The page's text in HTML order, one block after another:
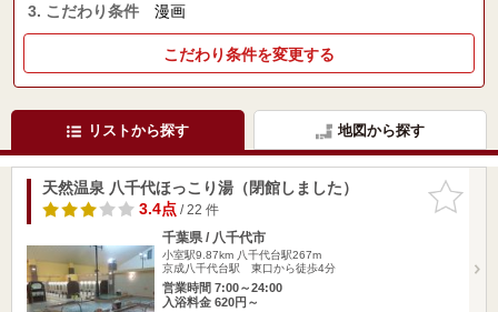
3. こだわり条件 漫画
こだわり条件を変更する
リストから探す 地図から探す
お気に入
りに追加
天然温泉 八千代ほっこり湯（閉館しました）
3.4点/ 22 件
千葉県 / 八千代市
小室駅9.87km 八千代台駅267m
京成八千代台駅 東口から徒歩4分
営業時間 7:00～24:00
入浴料金 620円～